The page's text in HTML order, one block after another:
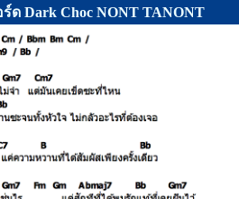
ด Dark Choc NONT TANONT